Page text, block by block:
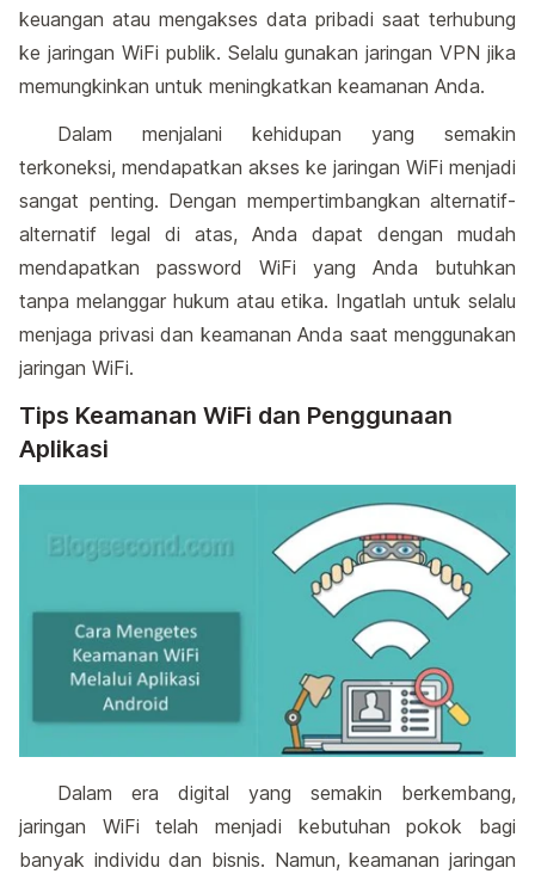
keuangan atau mengakses data pribadi saat terhubung
ke jaringan WiFi publik. Selalu gunakan jaringan VPN jika
memungkinkan untuk meningkatkan keamanan Anda.
Dalam menjalani kehidupan yang semakin
terkoneksi, mendapatkan akses ke jaringan WiFi menjadi
sangat penting. Dengan mempertimbangkan alternatif-
alternatif legal di atas, Anda dapat dengan mudah
mendapatkan password WiFi yang Anda butuhkan
tanpa melanggar hukum atau etika. Ingatlah untuk selalu
menjaga privasi dan keamanan Anda saat menggunakan
jaringan WiFi.
Tips Keamanan WiFi dan Penggunaan
Aplikasi
Dalam era digital yang semakin berkembang,
jaringan WiFi telah menjadi kebutuhan pokok bagi
banyak individu dan bisnis. Namun, keamanan jaringan